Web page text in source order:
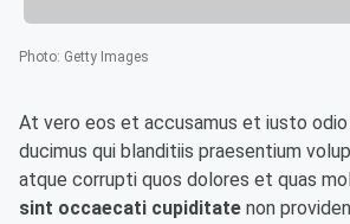
Photo: Getty Images
At vero eos et accusamus et iusto odio
ducimus qui blanditiis praesentium
atque corrupti quos dolores et quas
sint occaecati cupiditate non